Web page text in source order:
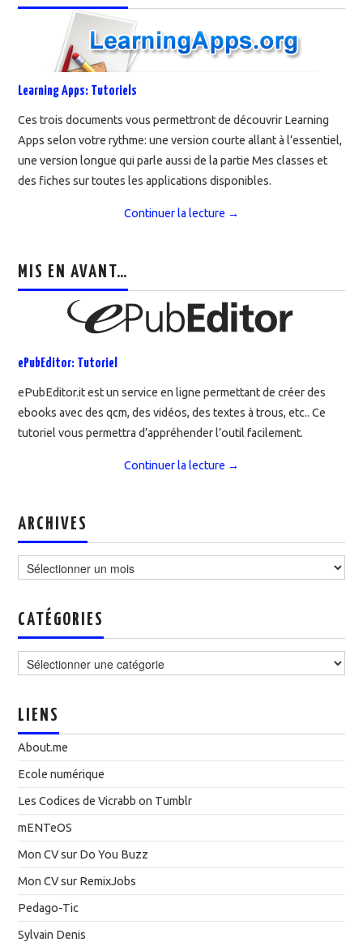
Learning Apps: Tutoriels
Ces trois documents vous permettront de découvrir Learning
Apps selon votre rythme: une version courte allant à l’essentiel,
une version longue qui parle aussi de la partie Mes classes et
des fiches sur toutes les applications disponibles.
Continuer la lecture →
MIS EN AVANT…
ePubEditor: Tutoriel
ePubEditor.it est un service en ligne permettant de créer des
ebooks avec des qcm, des vidéos, des textes à trous, etc.. Ce
tutoriel vous permettra d’appréhender l’outil facilement.
Continuer la lecture →
ARCHIVES
CATÉGORIES
LIENS
About.me
Ecole numérique
Les Codices de Vicrabb on Tumblr
mENTeOS
Mon CV sur Do You Buzz
Mon CV sur RemixJobs
Pedago-Tic
Sylvain Denis